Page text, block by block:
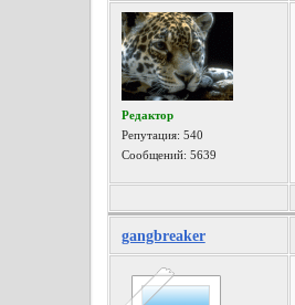
Редактор
Репутация: 540
Сообщений: 5639
gangbreaker